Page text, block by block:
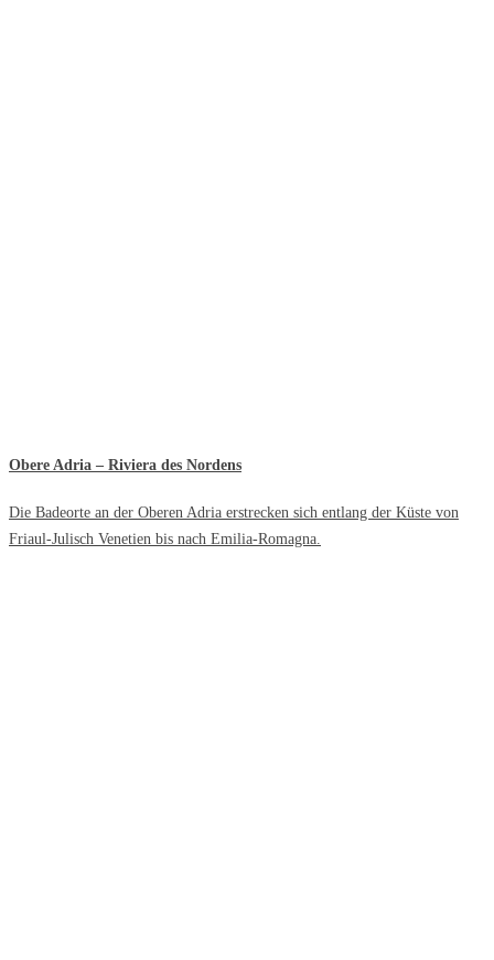
Obere Adria – Riviera des Nordens
Die Badeorte an der Oberen Adria erstrecken sich entlang der Küste von
Friaul-Julisch Venetien bis nach Emilia-Romagna.